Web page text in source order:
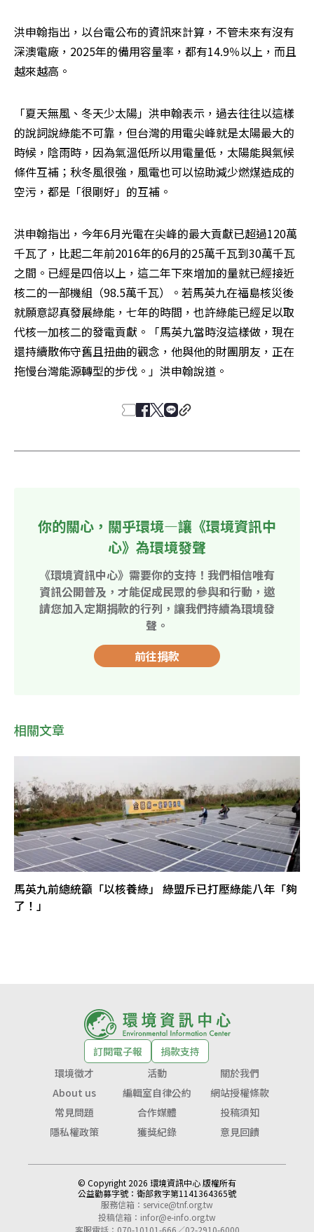
洪申翰指出，以台電公布的資訊來計算，不管未來有沒有
深澳電廠，2025年的備用容量率，都有14.9％以上，而且
越來越高。
「夏天無風、冬天少太陽」洪申翰表示，過去往往以這樣
的說詞說綠能不可靠，但台灣的用電尖峰就是太陽最大的
時候，陰雨時，因為氣溫低所以用電量低，太陽能與氣候
條件互補；秋冬風很強，風電也可以協助減少燃煤造成的
空污，都是「很剛好」的互補。
洪申翰指出，今年6月光電在尖峰的最大貢獻已超過120萬
千瓦了，比起二年前2016年的6月的25萬千瓦到30萬千瓦
之間。已經是四倍以上，這二年下來增加的量就已經接近
核二的一部機組（98.5萬千瓦）。若馬英九在福島核災後
就願意認真發展綠能，七年的時間，也許綠能已經足以取
代核一加核二的發電貢獻。「馬英九當時沒這樣做，現在
還持續散佈守舊且扭曲的觀念，他與他的財團朋友，正在
拖慢台灣能源轉型的步伐。」洪申翰說道。
你的關心，關乎環境—讓《環境資訊中
心》為環境發聲
《環境資訊中心》需要你的支持！我們相信唯有
資訊公開普及，才能促成民眾的參與和行動，邀
請您加入定期捐款的行列，讓我們持續為環境發
聲。
前往捐款
相關文章
馬英九前總統籲「以核養綠」 綠盟斥已打壓綠能八年「夠
了！」
訂閱電子報
捐款支持
環境徵才
活動
關於我們
About us
編輯室自律公約
網站授權條款
常見問題
合作媒體
投稿須知
隱私權政策
獲獎紀錄 意見回饋
© Copyright 2026 環境資訊中心 版權所有
公益勸募字號： 衛部救字第1141364365號
服務信箱： service@tnf.org.tw
投稿信箱： infor@e-info.org.tw